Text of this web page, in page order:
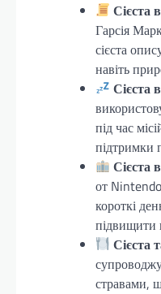
Сієста
Гарсія
сієста
навіть
Сієста
під час
підтримки
Сієста
от
короткі
підвищити
Сієста
стравами,